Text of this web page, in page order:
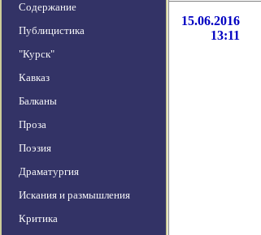
Содержание
Публицистика
"Курск"
Кавказ
Балканы
Проза
Поэзия
Драматургия
Искания и размышления
Критика
15.06.2016
13:11